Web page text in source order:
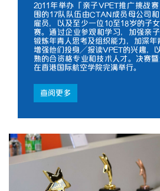
2011年举办「亲子VPET推广挑战
围的17队队伍由CTAN成员母公司
雇员，以及至少一位10至18岁的子
赛。通过企业参观和学习，加强亲
锻炼年青人思考及组织能力，加深年
增强他们投身／报读VPET的兴趣，
熟的合资格专业和技术人才。决赛
在香港国际航空学院完满举行。
查阅更多